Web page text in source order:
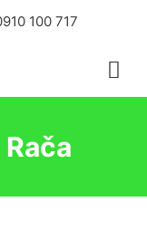
100 717